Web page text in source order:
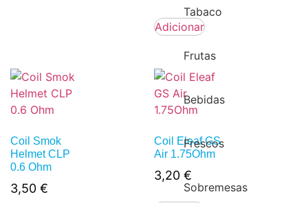
Tabaco
Frutas
Bebidas
Frescos
Sobremesas
Adicionar
Coil Smok
Helmet CLP
0.6 Ohm
3,50 €
Coil Eleaf GS
Air 1.75Ohm
3,20 €